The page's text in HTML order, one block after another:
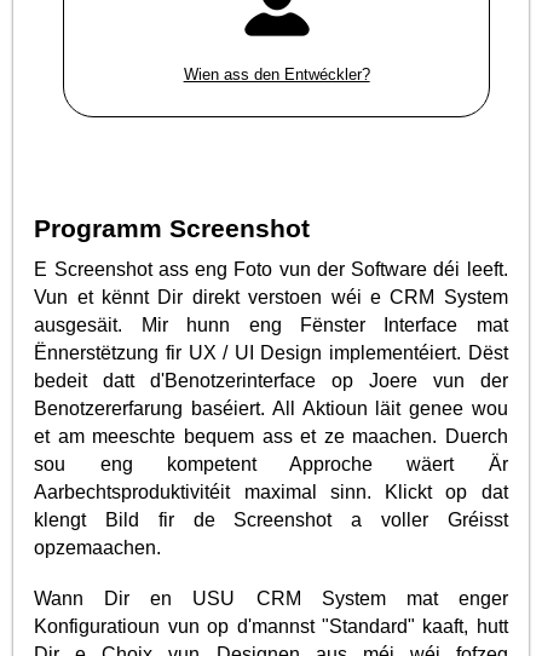
Wien ass den Entwéckler?
Programm Screenshot
E Screenshot ass eng Foto vun der Software déi leeft.
Vun et kënnt Dir direkt verstoen wéi e CRM System
ausgesäit. Mir hunn eng Fënster Interface mat
Ënnerstëtzung fir UX / UI Design implementéiert. Dëst
bedeit datt d'Benotzerinterface op Joere vun der
Benotzererfarung baséiert. All Aktioun läit genee wou
et am meeschte bequem ass et ze maachen. Duerch
sou eng kompetent Approche wäert Är
Aarbechtsproduktivitéit maximal sinn. Klickt op dat
klengt Bild fir de Screenshot a voller Gréisst
opzemaachen.
Wann Dir en USU CRM System mat enger
Konfiguratioun vun op d'mannst "Standard" kaaft, hutt